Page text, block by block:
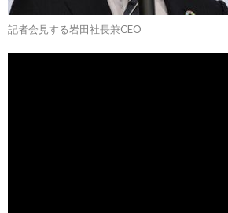
記者会見する岩田社長兼CEO